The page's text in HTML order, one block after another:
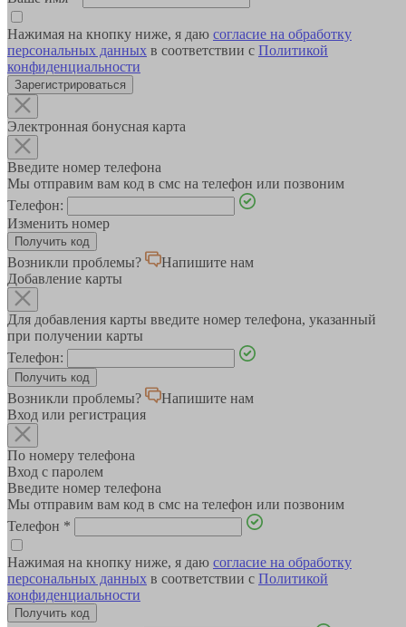
Нажимая на кнопку ниже, я даю согласие на обработку
персональных данных в соответствии с Политикой
конфиденциальности
Зарегистрироваться
Электронная бонусная карта
Введите номер телефона
Мы отправим вам код в смс на телефон или позвоним
Телефон:
Изменить номер
Возникли проблемы?
Напишите нам
Добавление карты
Для добавления карты введите номер телефона, указанный
при получении карты
Телефон:
Возникли проблемы?
Напишите нам
Вход или регистрация
По номеру телефона
Вход с паролем
Введите номер телефона
Мы отправим вам код в смс на телефон или позвоним
Телефон *
Нажимая на кнопку ниже, я даю согласие на обработку
персональных данных в соответствии с Политикой
конфиденциальности